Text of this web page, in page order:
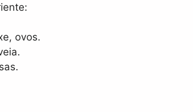
ovos.